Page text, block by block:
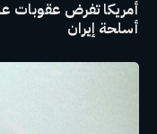
أسلحة إيران